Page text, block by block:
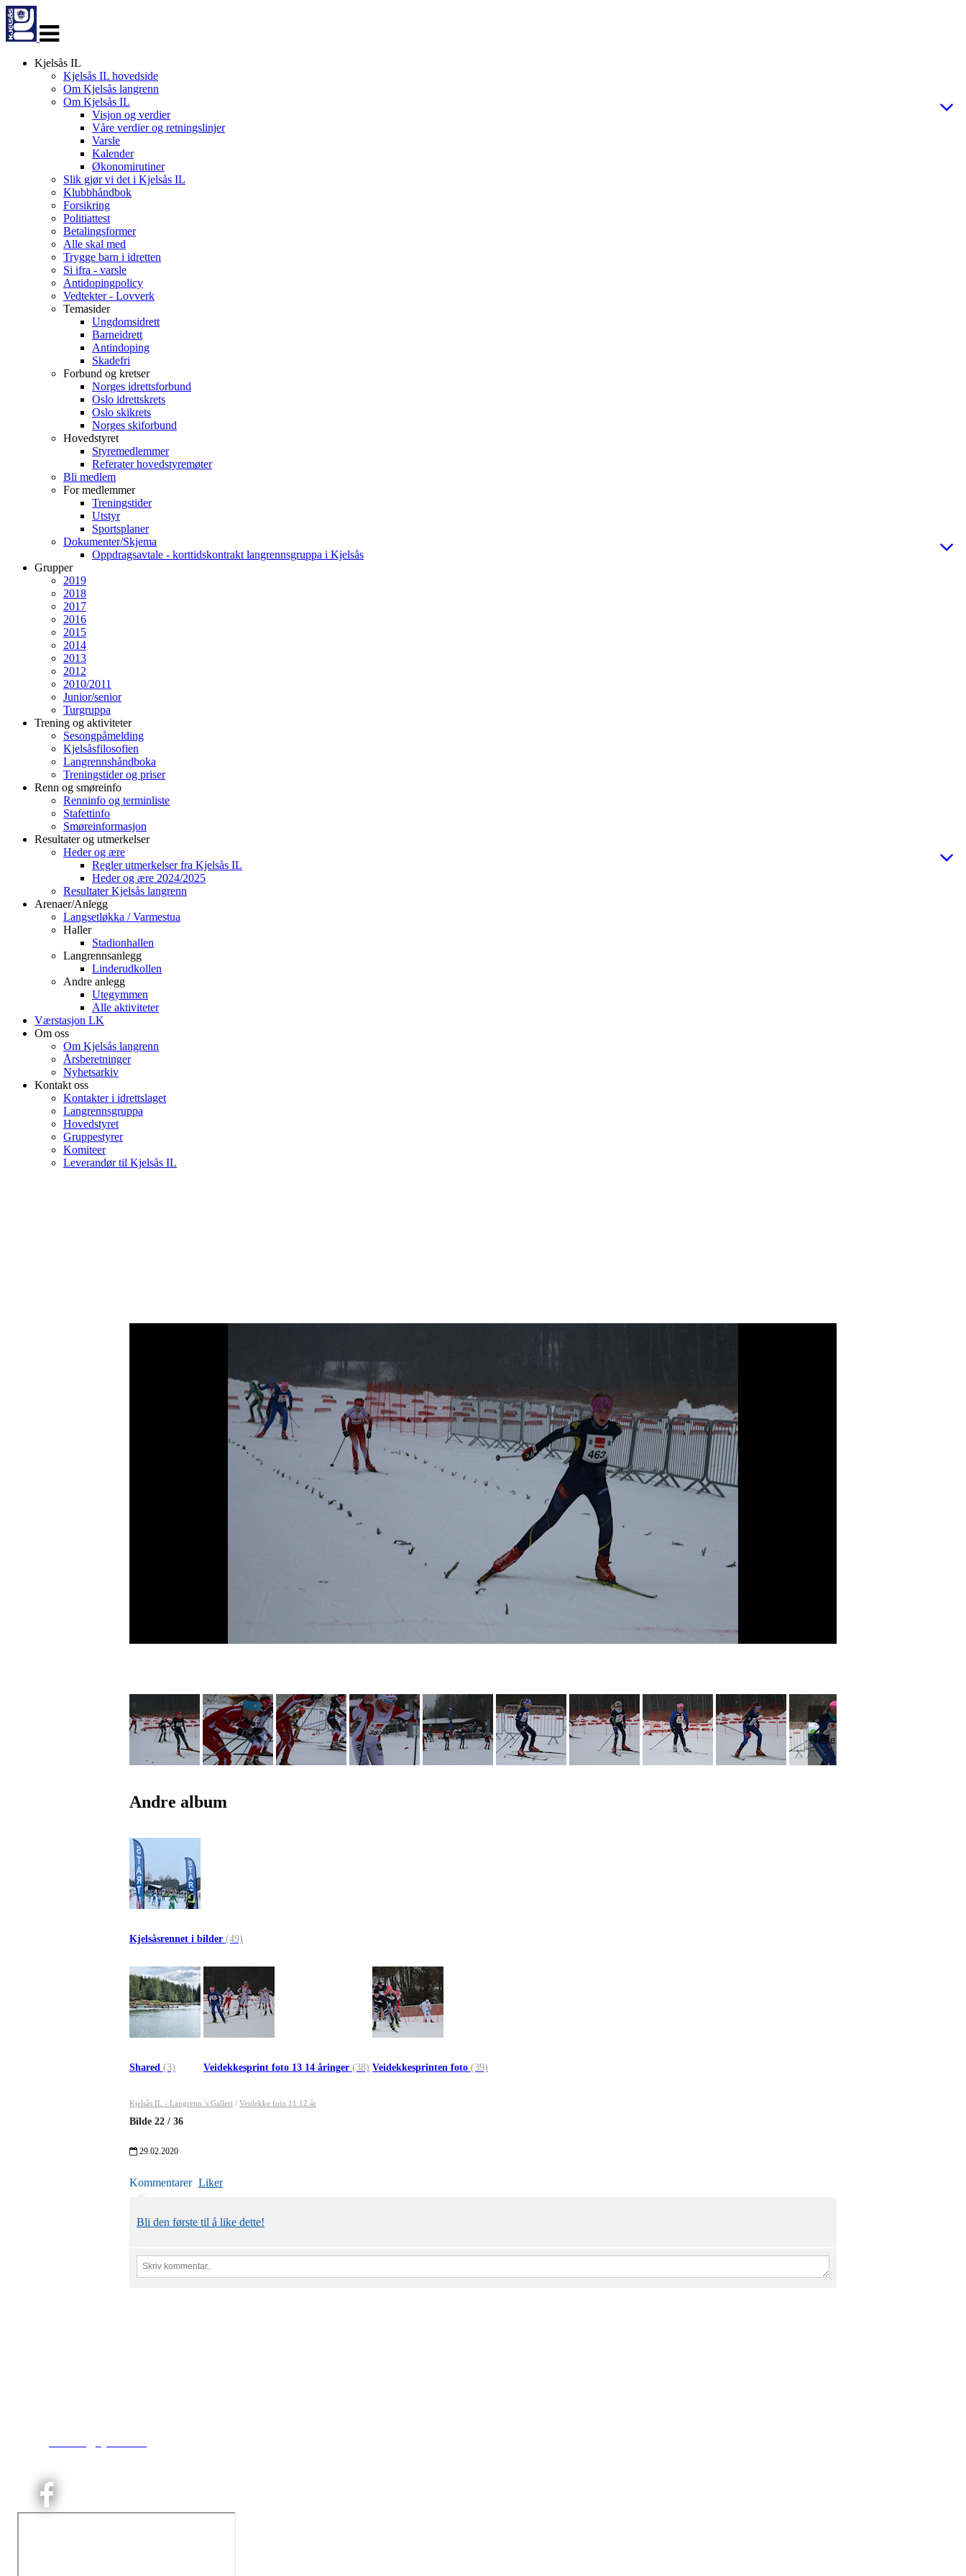
navigasjon
Kjelsås IL
Kjelsås IL hovedside
Om Kjelsås langrenn
Om Kjelsås IL
Visjon og verdier
Våre verdier og retningslinjer
Varsle
Kalender
Økonomirutiner
Slik gjør vi det i Kjelsås IL
Klubbhåndbok
Forsikring
Politiattest
Betalingsformer
Alle skal med
Trygge barn i idretten
Si ifra - varsle
Antidopingpolicy
Vedtekter - Lovverk
Temasider
Ungdomsidrett
Barneidrett
Antindoping
Skadefri
Forbund og kretser
Norges idrettsforbund
Oslo idrettskrets
Oslo skikrets
Norges skiforbund
Hovedstyret
Styremedlemmer
Referater hovedstyremøter
Bli medlem
For medlemmer
Treningstider
Utstyr
Sportsplaner
Dokumenter/Skjema
Oppdragsavtale - korttidskontrakt langrennsgruppa i Kjelsås
Grupper
2019
2018
2017
2016
2015
2014
2013
2012
2010/2011
Junior/senior
Turgruppa
Trening og aktiviteter
Sesongpåmelding
Kjelsåsfilosofien
Langrennshåndboka
Treningstider og priser
Renn og smøreinfo
Renninfo og terminliste
Stafettinfo
Smøreinformasjon
Resultater og utmerkelser
Heder og ære
Regler utmerkelser fra Kjelsås IL
Heder og ære 2024/2025
Resultater Kjelsås langrenn
Arenaer/Anlegg
Langsetløkka / Varmestua
Haller
Stadionhallen
Langrennsanlegg
Linderudkollen
Andre anlegg
Utegymmen
Alle aktiviteter
Værstasjon LK
Om oss
Om Kjelsås langrenn
Årsberetninger
Nyhetsarkiv
Kontakt oss
Kontakter i idrettslaget
Langrennsgruppa
Hovedstyret
Gruppestyrer
Komiteer
Leverandør til Kjelsås IL
Andre album
Kjelsåsrennet i bilder (49)
Shared (3) Veidekkesprint foto 13 14 åringer (38) Veidekkesprinten foto (39)
Kjelsås IL - Langrenn 's Galleri / Veidekke foto 11 12 år
Bilde 22 / 36
29.02.2020
Kommentarer Liker
Bli den første til å like dette!